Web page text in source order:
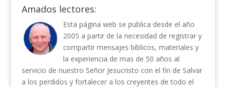
Amados lectores:
Esta página web se publica desde el año
2005 a partir de la necesidad de registrar y
compartir mensajes bíblicos, materiales y
la experiencia de mas de 50 años al
servicio de nuestro Señor Jesucristo con el fin de Salvar
a los perdidos y fortalecer a los creyentes de todo el